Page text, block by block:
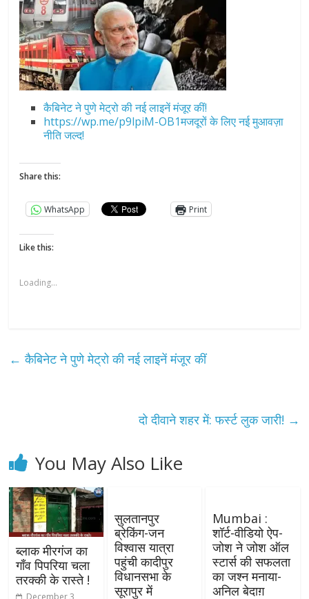
कैबिनेट ने पुणे मेट्रो की नई लाइनें मंजूर कीं!
https://wp.me/p9lpiM-OB1मजदूरों के लिए नई मुआवज़ा
नीति जल्द!
Share this:
WhatsApp Print
Like this:
Loading...
← कैबिनेट ने पुणे मेट्रो की नई लाइनें मंजूर कीं
दो दीवाने शहर में: फर्स्ट लुक जारी! →
You May Also Like
ब्लाक मीरगंज का
गाँव पिपरिया चला
तरक्की के रास्ते !
December 3,
सुलतानपुर
ब्रेकिंग-जन
विश्वास यात्रा
पहुंची कादीपुर
विधानसभा के
सूरापुर में
Mumbai :
शॉर्ट-वीडियो ऐप-
जोश ने जोश ऑल
स्टार्स की सफलता
का जश्न मनाया-
अनिल बेदाग़